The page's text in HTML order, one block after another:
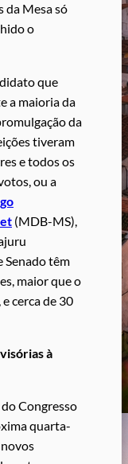
da Mesa só
o
que
a maioria da
da
tiveram
e todos os
ou a
(MDB-MS),
Senado têm
maior que o
cerca de 30
à
Congresso
quarta-